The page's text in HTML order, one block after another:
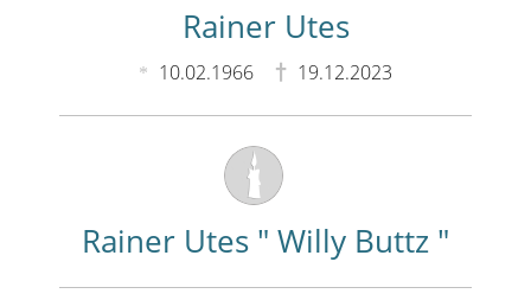
Rainer Utes
10.02.1966 19.12.2023
Rainer Utes " Willy Buttz "